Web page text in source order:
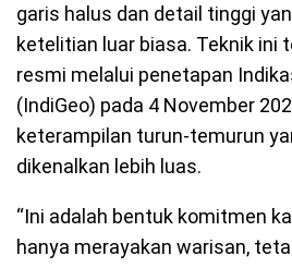
garis halus dan detail tinggi
ketelitian luar biasa. Teknik ini
resmi melalui penetapan
(IndiGeo) pada 4 November
keterampilan turun-temurun
dikenalkan lebih luas.
“Ini adalah bentuk komitmen
hanya merayakan warisan,